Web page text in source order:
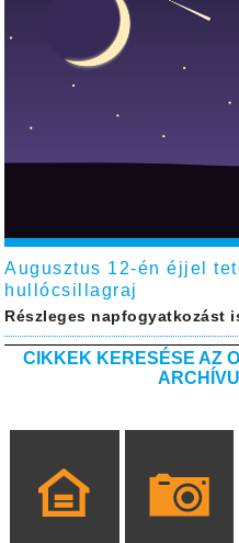
Augusztus 12-én éjjel
hullócsillagraj
Részleges napfogyatkozást
CIKKEK KERESÉSE AZ